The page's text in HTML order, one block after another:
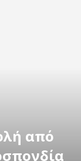
από